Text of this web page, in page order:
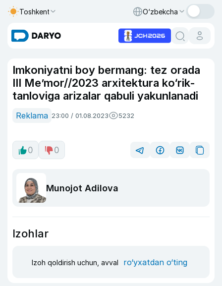
Toshkent O‘zbekcha
Imkoniyatni boy bermang: tez orada
III Me’mor//2023 arxitektura ko‘rik-
tanloviga arizalar qabuli yakunlanadi
Reklama 23:00 / 01.08.2023 5232
0 0
Munojot Adilova
Izohlar
Izoh qoldirish uchun, avval ro‘yxatdan o‘ting